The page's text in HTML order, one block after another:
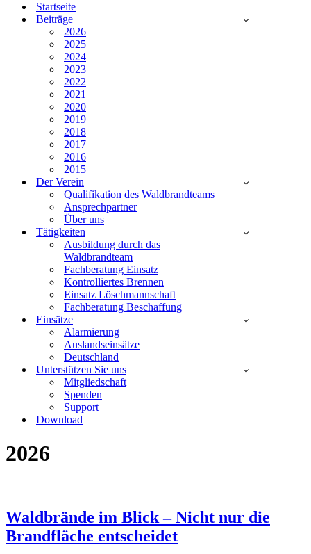
Startseite
Beiträge
2026
2025
2024
2023
2022
2021
2020
2019
2018
2017
2016
2015
Der Verein
Qualifikation des Waldbrandteams
Ansprechpartner
Über uns
Tätigkeiten
Ausbildung durch das
Waldbrandteam
Fachberatung Einsatz
Kontrolliertes Brennen
Einsatz Löschmannschaft
Fachberatung Beschaffung
Einsätze
Alarmierung
Auslandseinsätze
Deutschland
Unterstützen Sie uns
Mitgliedschaft
Spenden
Support
Download
2026
Waldbrände im Blick – Nicht nur die
Brandfläche entscheidet